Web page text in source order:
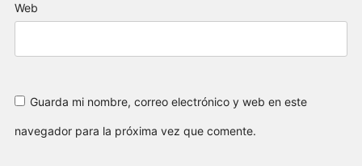
Web
Guarda mi nombre, correo electrónico y web en este
navegador para la próxima vez que comente.